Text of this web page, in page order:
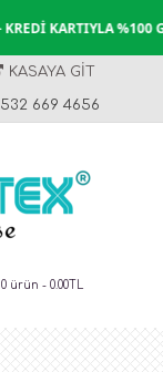
KARTIYLA %100
KASAYA GIT
669 4656
0 ürün - 0.00TL